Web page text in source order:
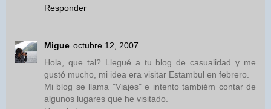
Responder
Migue octubre 12, 2007
Hola, que tal? Llegué a tu blog de casualidad y me
gustó mucho, mi idea era visitar Estambul en febrero.
Mi blog se llama "Viajes" e intento tambiém contar de
algunos lugares que he visitado.